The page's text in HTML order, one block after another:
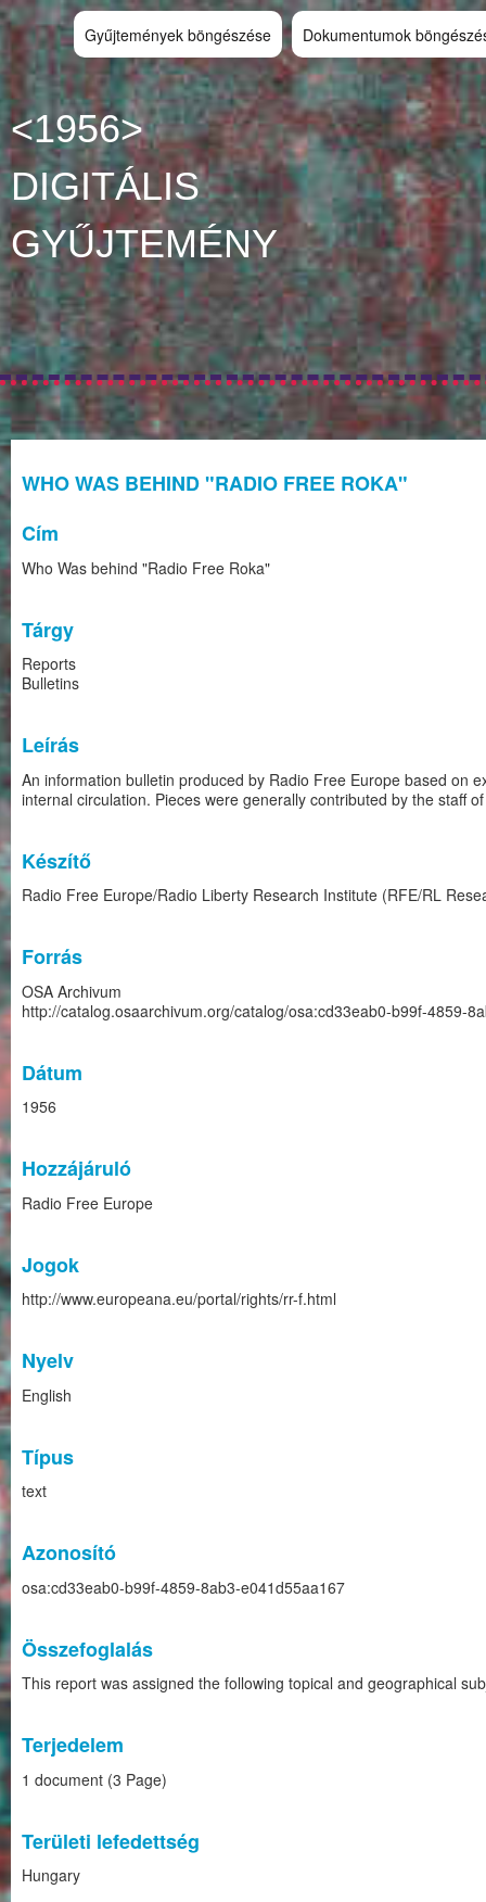
Gyűjtemények böngészése Dokumentumok
<1956>
DIGITÁLIS
GYŰJTEMÉNY
WHO WAS BEHIND "RADIO FREE ROKA"
Cím
Who Was behind "Radio Free Roka"
Tárgy
Reports
Bulletins
Leírás
An information bulletin produced by Radio Free Europe based on
internal circulation. Pieces were generally contributed by the staff
Készítő
Radio Free Europe/Radio Liberty Research Institute (RFE/RL
Forrás
OSA Archivum
http://catalog.osaarchivum.org/catalog/osa:cd33eab0-b99f-4859-
Dátum
1956
Hozzájáruló
Radio Free Europe
Jogok
http://www.europeana.eu/portal/rights/rr-f.html
Nyelv
English
Típus
text
Azonosító
osa:cd33eab0-b99f-4859-8ab3-e041d55aa167
Összefoglalás
This report was assigned the following topical and geographical
Terjedelem
1 document (3 Page)
Területi lefedettség
Hungary